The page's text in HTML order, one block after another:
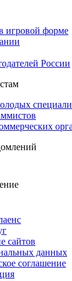
игровой форме
России
сайтов
данных
соглашение